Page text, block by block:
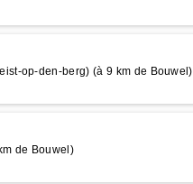
op-den-berg) (à 9 km de Bouwel)
de Bouwel)